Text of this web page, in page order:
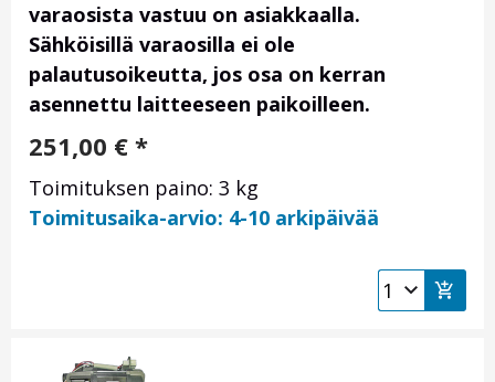
varaosista vastuu on asiakkaalla.
Sähköisillä varaosilla ei ole
palautusoikeutta, jos osa on kerran
asennettu laitteeseen paikoilleen.
251,00 € *
Toimituksen paino: 3 kg
Toimitusaika-arvio: 4-10 arkipäivää